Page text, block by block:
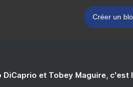
Créer un
DiCaprio et Tobey Maguire, c'est